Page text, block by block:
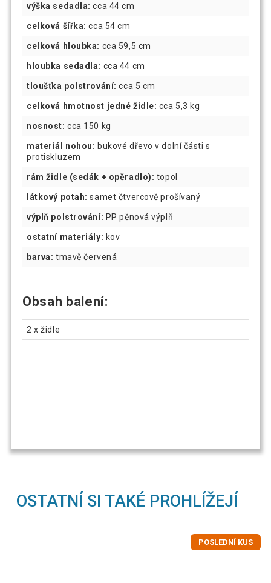
výška sedadla: cca 44 cm
celková šířka: cca 54 cm
celková hloubka: cca 59,5 cm
hloubka sedadla: cca 44 cm
tloušťka polstrování: cca 5 cm
celková hmotnost jedné židle: cca 5,3 kg
nosnost: cca 150 kg
materiál nohou: bukové dřevo v dolní části s
protiskluzem
rám židle (sedák + opěradlo): topol
látkový potah: samet čtvercově prošívaný
výplň polstrování: PP pěnová výplň
ostatní materiály: kov
barva: tmavě červená
Obsah balení:
2 x židle
OSTATNÍ SI TAKÉ PROHLÍŽEJÍ
POSLEDNÍ KUS